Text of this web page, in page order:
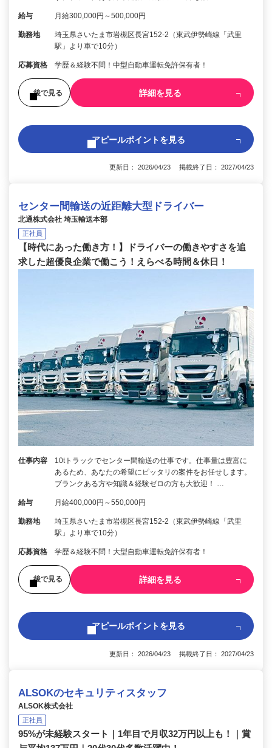
給与 月給300,000円～500,000円
勤務地
埼玉県さいたま市岩槻区長宮152-2（東武伊勢崎線「武里
駅」より車で10分）
応募資格 学歴＆経験不問！中型自動車運転免許保有者！
後で見る 詳細を見る
アピールポイントを見る
更新日： 2026/04/23 掲載終了日： 2027/04/23
センター間輸送の近距離大型ドライバー
北通株式会社 埼玉輸送本部
正社員
【時代にあった働き方！】ドライバーの働きやすさを追
求した超優良企業で働こう！えらべる時間＆休日！
仕事内容
10tトラックでセンター間輸送の仕事です。仕事量は豊富に
あるため、あなたの希望にピッタリの案件をお任せします。
ブランクある方や知識＆経験ゼロの方も大歓迎！ …
給与 月給400,000円～550,000円
勤務地
埼玉県さいたま市岩槻区長宮152-2（東武伊勢崎線「武里
駅」より車で10分）
応募資格 学歴＆経験不問！大型自動車運転免許保有者！
後で見る 詳細を見る
アピールポイントを見る
更新日： 2026/04/23 掲載終了日： 2027/04/23
ALSOKのセキュリティスタッフ
ALSOK株式会社
正社員
95%が未経験スタート｜1年目で月収32万円以上も！｜賞